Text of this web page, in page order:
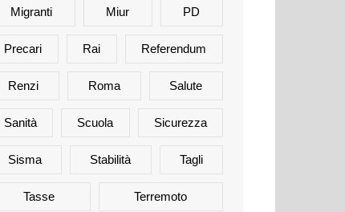
Migranti Miur PD
Precari Rai Referendum
Renzi Roma Salute
Sanità Scuola Sicurezza
Sisma Stabilità Tagli
Tasse Terremoto